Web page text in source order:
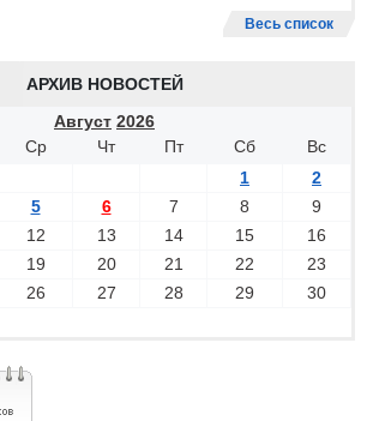
Весь список
АРХИВ НОВОСТЕЙ
Август 2026
Ср Чт Пт Сб
Вс
1
2
5 6 7 8
9
12 13 14 15
16
19 20 21 22
23
26 27 28 29
30